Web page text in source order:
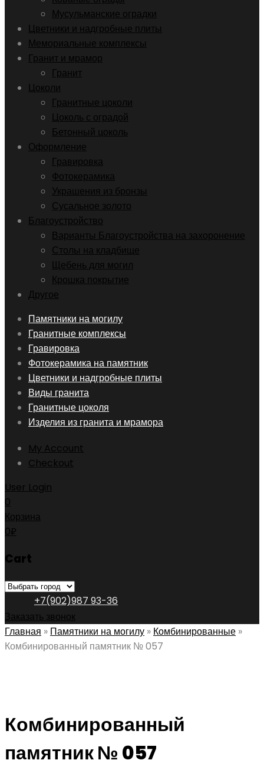
Мусульманские оградки
Цветники и надгробные плиты
Мемориальные комплексы
Гранит и мрамор
Гранит
Цоколи
Гранитные цоколи
Цоколь с оградой
Бетонный цоколь
Оформление
Гравировка
Фотокерамика
Украшения из бронзы
Сусальное золото
Благоустройство
Варианты Благоустройства на захоронение
Столы на кладбище
Щебень для могил
Крошка покрытие
Другое
Skip
content
Памятники на могилу
Гранитные комплексы
Гравировка
Фотокерамика на памятник
Цветники и надгробные плиты
Виды гранита
Гранитные цоколя
Изделия из гранита и мрамора
My Account
Checkout
User Login
0
Корзина
0₽
Cart
+7(902)987 93-36
Заказать звонок
Главная » Памятники на могилу » Комбинированные »
Комбинированный памятник № 057
Комбинированный
памятник № 057